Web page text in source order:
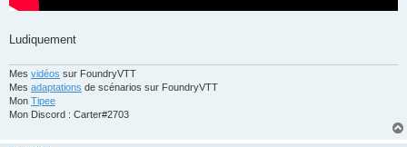
Ludiquement
Mes vidéos sur FoundryVTT
Mes adaptations de scénarios sur FoundryVTT
Mon Tipee
Mon Discord : Carter#2703